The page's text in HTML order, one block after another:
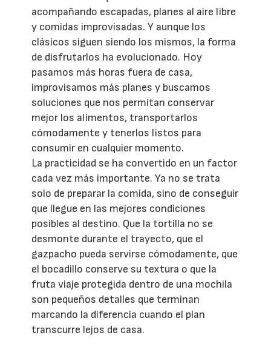
acompañando escapadas, planes al aire libre
y comidas improvisadas. Y aunque los
clásicos siguen siendo los mismos, la forma
de disfrutarlos ha evolucionado. Hoy
pasamos más horas fuera de casa,
improvisamos más planes y buscamos
soluciones que nos permitan conservar
mejor los alimentos, transportarlos
cómodamente y tenerlos listos para
consumir en cualquier momento.
La practicidad se ha convertido en un factor
cada vez más importante. Ya no se trata
solo de preparar la comida, sino de conseguir
que llegue en las mejores condiciones
posibles al destino. Que la tortilla no se
desmonte durante el trayecto, que el
gazpacho pueda servirse cómodamente, que
el bocadillo conserve su textura o que la
fruta viaje protegida dentro de una mochila
son pequeños detalles que terminan
marcando la diferencia cuando el plan
transcurre lejos de casa.